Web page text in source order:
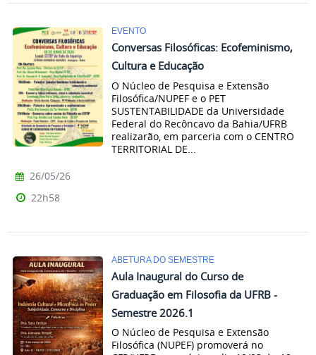
EVENTO
Conversas Filosóficas: Ecofeminismo,
Cultura e Educação
O Núcleo de Pesquisa e Extensão
Filosófica/NUPEF e o PET
SUSTENTABILIDADE da Universidade
Federal do Recôncavo da Bahia/UFRB
realizarão, em parceria com o CENTRO
TERRITORIAL DE...
26/05/26
22h58
ABETURA DO SEMESTRE
Aula Inaugural do Curso de
Graduação em Filosofia da UFRB -
Semestre 2026.1
O Núcleo de Pesquisa e Extensão
Filosófica (NUPEF) promoverá no